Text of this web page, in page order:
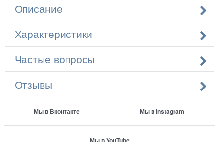
Описание
Характеристики
Частые вопросы
Отзывы
Мы в Вконтакте Мы в Instagram
Мы в YouTube